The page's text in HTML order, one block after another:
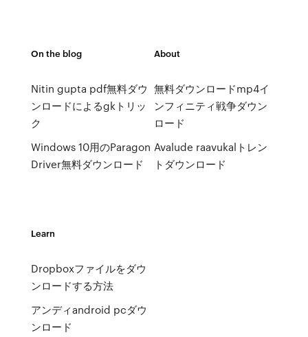
On the blog
Nitin gupta pdf無料ダウ
ンロードによるgkトリッ
ク
Windows 10用のParagon
Driver無料ダウンロード
About
無料ダウンロードmp4イ
ンフィニティ戦争ダウン
ロード
Avalude raavukalトレン
トダウンロード
Learn
Dropboxファイルをダウ
ンロードする方法
アンディandroid pcダウ
ンロード